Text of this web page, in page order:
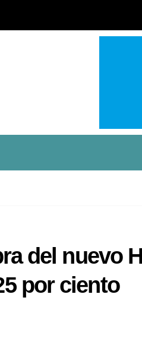
del nuevo
por ciento